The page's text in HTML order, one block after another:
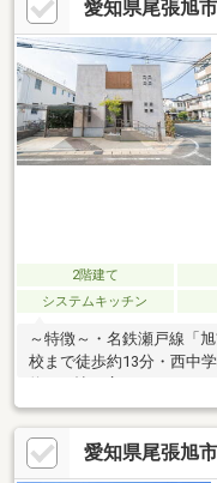
庭菜園やガーデニング等
になりにくいです。■間取
り収納してお部屋を広々
り！普段使わない思い出
の洋室は小さなお子様の
愛知県尾張旭
2階建て
システムキッチン
～特徴～・名鉄瀬戸線「
校まで徒歩約13分・西中
料理が楽しくなる、上質
ング。家族が集まる、温
み。邸宅へと続く、洗練
立ち並び、安心感があり
愛知県尾張旭